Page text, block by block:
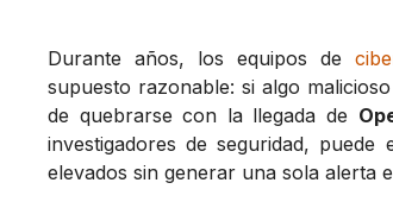
Durante años, los equipos de
supuesto razonable: si algo
de quebrarse con la llegada de
investigadores de seguridad,
elevados sin generar una sola alerta